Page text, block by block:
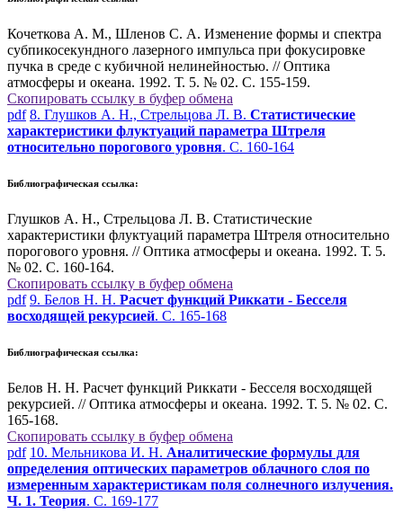
Кочеткова А. М., Шленов С. А. Изменение формы и спектра
субпикосекундного лазерного импульса при фокусировке
пучка в среде с кубичной нелинейностью. // Оптика
атмосферы и океана. 1992. Т. 5. № 02. С. 155-159.
Скопировать ссылку в буфер обмена
pdf 8. Глушков А. Н., Стрельцова Л. В. Статистические
характеристики флуктуаций параметра Штреля
относительно порогового уровня. С. 160-164
Библиографическая ссылка:
Глушков А. Н., Стрельцова Л. В. Статистические
характеристики флуктуаций параметра Штреля относительно
порогового уровня. // Оптика атмосферы и океана. 1992. Т. 5.
№ 02. С. 160-164.
Скопировать ссылку в буфер обмена
pdf 9. Белов Н. Н. Расчет функций Риккати - Бесселя
восходящей рекурсией. С. 165-168
Библиографическая ссылка:
Белов Н. Н. Расчет функций Риккати - Бесселя восходящей
рекурсией. // Оптика атмосферы и океана. 1992. Т. 5. № 02. С.
165-168.
Скопировать ссылку в буфер обмена
pdf 10. Мельникова И. Н. Аналитические формулы для
определения оптических параметров облачного слоя по
измеренным характеристикам поля солнечного излучения.
Ч. 1. Теория. С. 169-177